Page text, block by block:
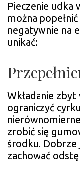
Pieczenie udka
można
negatywnie na
unikać:
Wkładanie
ograniczyć
zrobić się
środku. Dobrze
zachować